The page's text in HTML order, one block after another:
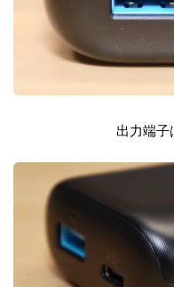
出力端子